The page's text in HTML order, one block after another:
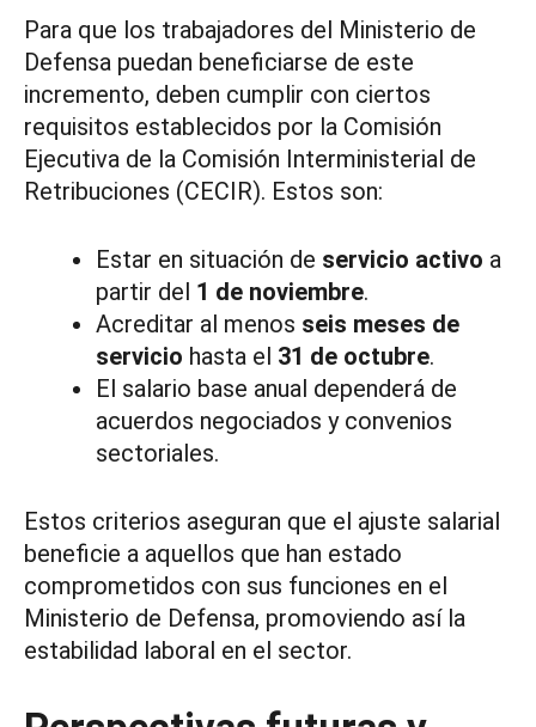
Para que los trabajadores del Ministerio de
Defensa puedan beneficiarse de este
incremento, deben cumplir con ciertos
requisitos establecidos por la Comisión
Ejecutiva de la Comisión Interministerial de
Retribuciones (CECIR). Estos son:
Estar en situación de servicio activo a
partir del 1 de noviembre.
Acreditar al menos seis meses de
servicio hasta el 31 de octubre.
El salario base anual dependerá de
acuerdos negociados y convenios
sectoriales.
Estos criterios aseguran que el ajuste salarial
beneficie a aquellos que han estado
comprometidos con sus funciones en el
Ministerio de Defensa, promoviendo así la
estabilidad laboral en el sector.